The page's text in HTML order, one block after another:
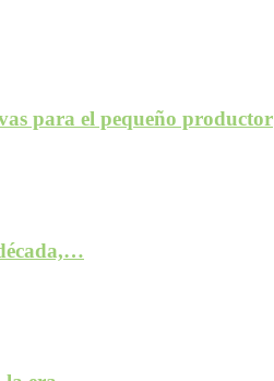
para el pequeño productor